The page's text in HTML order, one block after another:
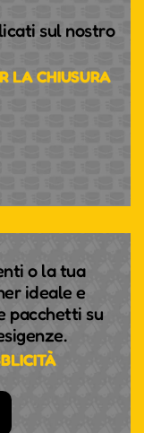
sul nostro
LA CHIUSURA
o la tua
ideale e
pacchetti su